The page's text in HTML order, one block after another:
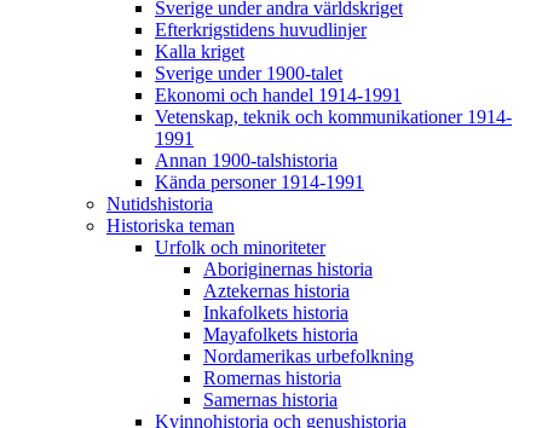
Sverige under andra världskriget
Efterkrigstidens huvudlinjer
Kalla kriget
Sverige under 1900-talet
Ekonomi och handel 1914-1991
Vetenskap, teknik och kommunikationer 1914-
1991
Annan 1900-talshistoria
Kända personer 1914-1991
Nutidshistoria
Historiska teman
Urfolk och minoriteter
Aboriginernas historia
Aztekernas historia
Inkafolkets historia
Mayafolkets historia
Nordamerikas urbefolkning
Romernas historia
Samernas historia
Kvinnohistoria och genushistoria